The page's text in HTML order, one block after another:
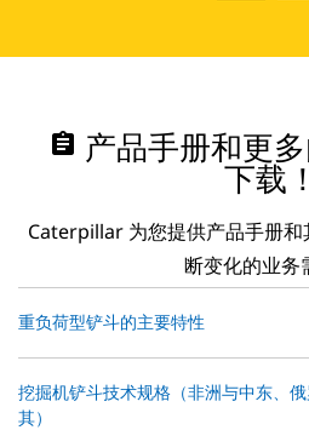
assignment 产品手册和更
下载！
Caterpillar 为您提供产品手册
断变化的业务
重负荷型铲斗的主要特性
挖掘机铲斗技术规格（非洲与中东、
其）